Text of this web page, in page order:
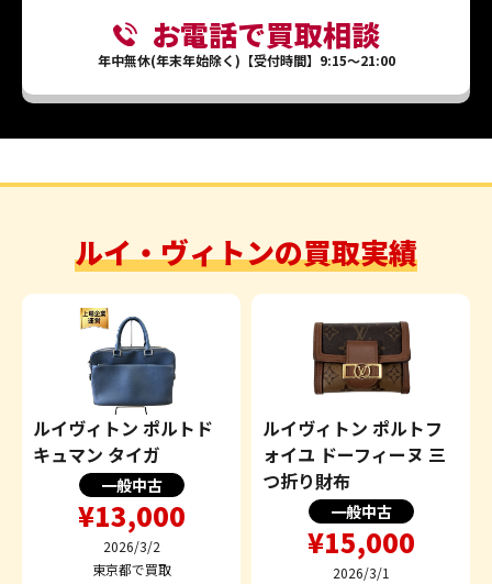
お電話で買取相談
年中無休(年末年始除く)【受付時間】9:15～21:00
ルイ・ヴィトンの買取実績
ルイヴィトン ポルトド
キュマン タイガ
一般中古
¥13,000
2026/3/2
東京都で買取
ルイヴィトン ポルトフ
ォイユ ドーフィーヌ 三
つ折り財布
一般中古
¥15,000
2026/3/1